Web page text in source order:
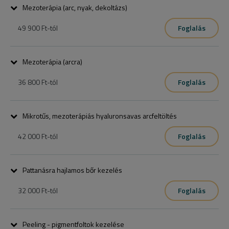
Mezoterápia (arc, nyak, dekoltázs)
49 900 Ft-tól
Foglalás
Innovera
Mezoterápia (arcra)
36 800 Ft-tól
Foglalás
Innovera
Mikrotűs, mezoterápiás hyaluronsavas arcfeltöltés
42 000 Ft-tól
Foglalás
Innovera
Pattanásra hajlamos bőr kezelés
32 000 Ft-tól
Foglalás
Manuális tisztítás és személyre szabott táplálás egyben az Image
Skincare-rel.
Peeling - pigmentfoltok kezelése